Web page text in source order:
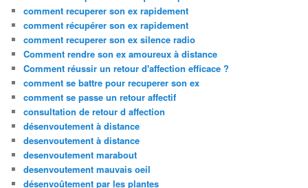
comment recuperer son ex rapidement
comment récupérer son ex rapidement
comment recuperer son ex silence radio
Comment rendre son ex amoureux à distance
Comment réussir un retour d'affection efficace ?
comment se battre pour recuperer son ex
comment se passe un retour affectif
consultation de retour d affection
désenvoutement à distance
desenvoutement à distance
desenvoutement marabout
desenvoutement mauvais oeil
désenvoûtement par les plantes